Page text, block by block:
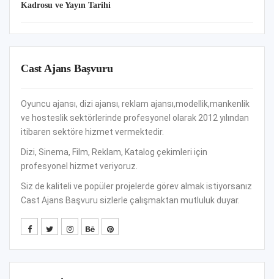
Kadrosu ve Yayın Tarihi
Cast Ajans Başvuru
Oyuncu ajansı, dizi ajansı, reklam ajansı,modellik,mankenlik
ve hosteslik sektörlerinde profesyonel olarak 2012 yılından
itibaren sektöre hizmet vermektedir.
Dizi, Sinema, Film, Reklam, Katalog çekimleri için
profesyonel hizmet veriyoruz.
Siz de kaliteli ve popüler projelerde görev almak istiyorsanız
Cast Ajans Başvuru sizlerle çalışmaktan mutluluk duyar.